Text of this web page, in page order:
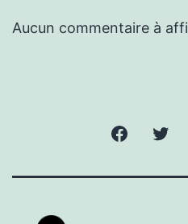
Aucun commentaire à
Facebook